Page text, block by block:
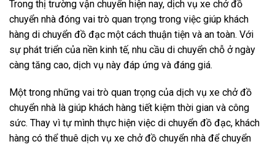
Trong thị trường vận chuyển hiện nay, dịch vụ xe chở đồ
chuyển nhà đóng vai trò quan trọng trong việc giúp khách
hàng di chuyển đồ đạc một cách thuận tiện và an toàn. Với
sự phát triển của nền kinh tế, nhu cầu di chuyển chỗ ở ngày
càng tăng cao, dịch vụ này đáp ứng và đáng giá.
Một trong những vai trò quan trọng của dịch vụ xe chở đồ
chuyển nhà là giúp khách hàng tiết kiệm thời gian và công
sức. Thay vì tự mình thực hiện việc di chuyển đồ đạc, khách
hàng có thể thuê dịch vụ xe chở đồ chuyển nhà để chuyển